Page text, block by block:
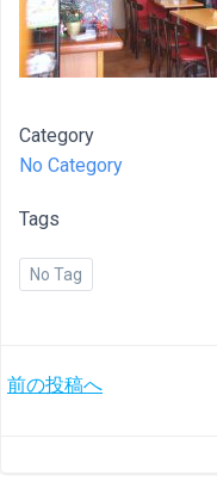
Category
No Category
Tags
No Tag
投
前の投稿へ